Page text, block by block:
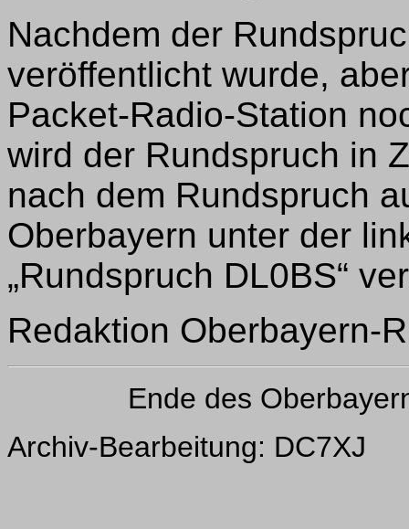
Nachdem der
veröffentlicht wurde,
Packet-Radio-Station
wird der Rundspruch in
nach dem Rundspruch
Oberbayern unter der
„Rundspruch DL0BS“
Redaktion Oberbayern-
Ende des
Archiv-Bearbeitung: DC7XJ